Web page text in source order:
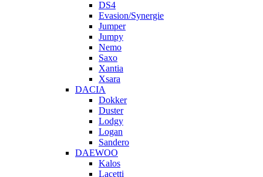
DS4
Evasion/Synergie
Jumper
Jumpy
Nemo
Saxo
Xantia
Xsara
DACIA
Dokker
Duster
Lodgy
Logan
Sandero
DAEWOO
Kalos
Lacetti